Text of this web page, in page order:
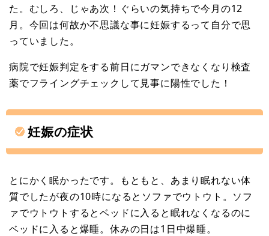
た。むしろ、じゃあ次！ぐらいの気持ちで今月の12
月。今回は何故か不思議な事に妊娠するって自分で思
っていました。
病院で妊娠判定をする前日にガマンできなくなり検査
薬でフライングチェックして見事に陽性でした！
妊娠の症状
とにかく眠かったです。もともと、あまり眠れない体
質でしたが夜の10時になるとソファでウトウト。ソフ
ァでウトウトするとベッドに入ると眠れなくなるのに
ベッドに入ると爆睡。休みの日は1日中爆睡。